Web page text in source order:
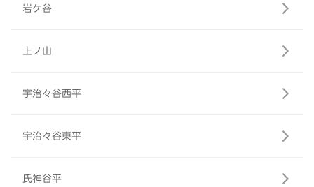
岩ケ谷
上ノ山
宇治々谷西平
宇治々谷東平
氏神谷平